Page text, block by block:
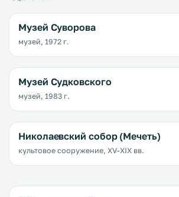
Музей Суворова
музей, 1972 г.
Музей Судковского
музей, 1983 г.
Николаевский собор (Мечеть)
культовое сооружение, XV-XIX вв.